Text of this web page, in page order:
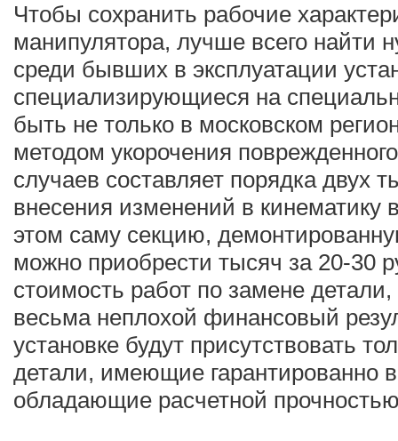
Чтобы сохранить рабочие
манипулятора, лучше всего найти
среди бывших в эксплуатации
специализирующиеся на
быть не только в московском
методом укорочения
случаев составляет порядка двух
внесения изменений в
этом саму секцию,
можно приобрести тысяч за 20-30
стоимость работ по замене
весьма неплохой финансовый
установке будут присутствовать
детали, имеющие гарантированно
обладающие расчетной